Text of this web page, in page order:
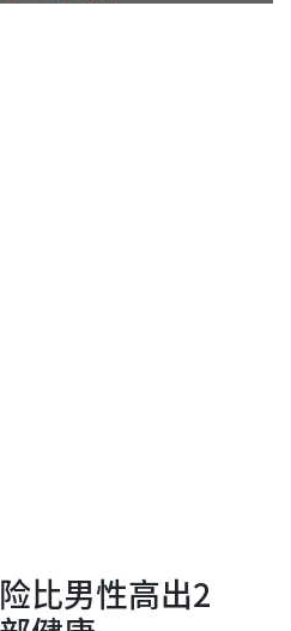
比男性高出2